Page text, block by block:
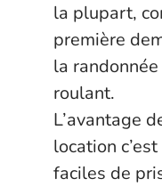
la plupart,
première
la
roulant.
L’avantage
location
faciles de